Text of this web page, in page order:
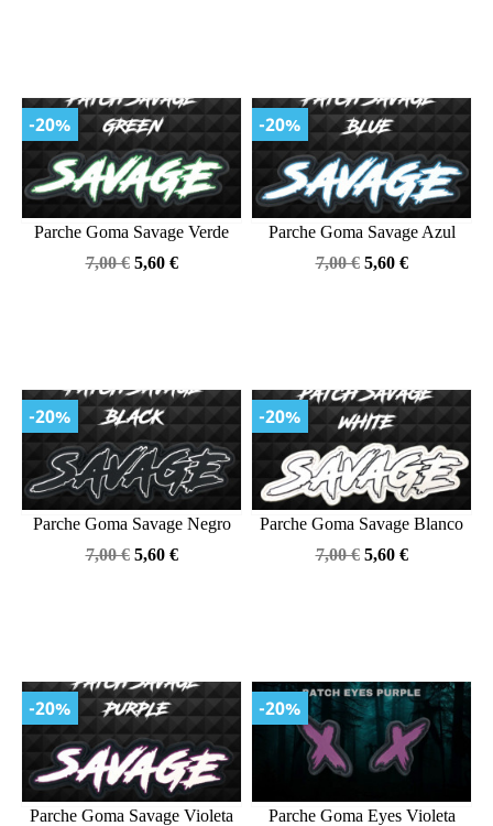
Parche Goma Savage Verde
Precio
7,00 € Precio
5,60 €
-20%
Parche Goma Savage Azul
Precio
7,00 € Precio
5,60 €
-20%
Parche Goma Savage Negro
Precio
7,00 € Precio
5,60 €
-20%
Parche Goma Savage Blanco
Precio
7,00 € Precio
5,60 €
-20%
Parche Goma Savage Violeta
-20%
Parche Goma Eyes Violeta
-20%